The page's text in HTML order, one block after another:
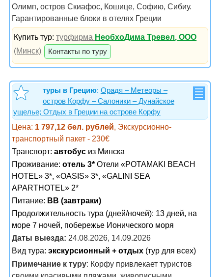
Олимп, остров Скиафос, Кошице, Софию, Сибиу.
Гарантированные блоки в отелях Греции
Купить тур:турфирма НеобхоДима Тревел, ООО
(Минск)
Контакты по туру
туры в Грецию: Орадя – Метеоры –
остров Корфу – Салоники – Дунайское
ущелье; Отдых в Греции на острове Корфу
Цена: 1 797,12 бел. рублей, Экскурсионно-
транспортный пакет - 230€
Транспорт: автобус из Минска
Проживание: отель 3* Отели «POTAMAKI BEACH
HOTEL» 3*, «OASIS» 3*, «GALINI SEA
APARTHOTEL» 2*
Питание: BB (завтраки)
Продолжительность тура (дней/ночей): 13 дней, на
море 7 ночей, побережье Ионического моря
Даты выезда: 24.08.2026, 14.09.2026
Вид тура: экскурсионный + отдых (тур для всех)
Примечание к туру: Корфу привлекает туристов